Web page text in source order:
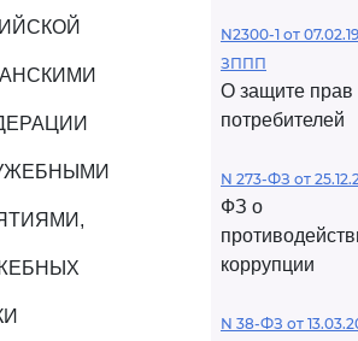
N2300-1 от
ЗППП
О защите прав
потребителей
N 273-ФЗ от
ФЗ о
коррупции
N 38-ФЗ от